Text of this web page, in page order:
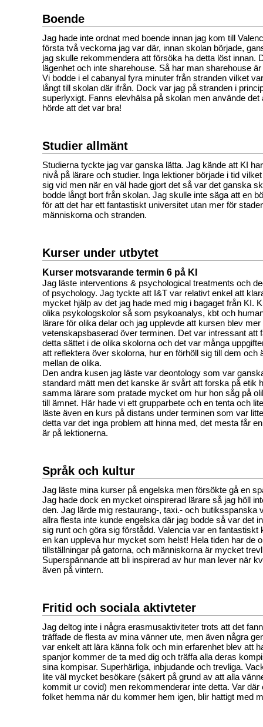
Boende
Jag hade inte ordnat med boende innan jag kom till
första två veckorna jag var där, innan skolan började,
jag skulle rekommendera att försöka ha detta löst innan.
lägenhet och inte sharehouse. Så har man sharehouse
Vi bodde i el cabanyal fyra minuter från stranden vilket
långt till skolan där ifrån. Dock var jag på stranden i
superlyxigt. Fanns elevhälsa på skolan men använde det
hörde att det var bra!
Studier allmänt
Studierna tyckte jag var ganska lätta. Jag kände att KI
nivå på lärare och studier. Inga lektioner började i tid
sig vid men när en väl hade gjort det så var det ganska
bodde långt bort från skolan. Jag skulle inte säga att en
för att det har ett fantastiskt universitet utan mer för
människorna och stranden.
Kurser under utbytet
Kurser motsvarande termin 6 på KI
Jag läste interventions & psychological treatments och
of psychology. Jag tyckte att I&T var relativt enkel att
mycket hjälp av det jag hade med mig i bagaget från KI.
olika psykologskolor så som psykoanalys, kbt och
lärare för olika delar och jag upplevde att kursen blev
vetenskapsbaserad över terminen. Det var intressant att
detta sättet i de olika skolorna och det var många
att reflektera över skolorna, hur en förhöll sig till dem och
mellan de olika.
Den andra kusen jag läste var deontology som var
standard mätt men det kanske är svårt att forska på etik
samma lärare som pratade mycket om hur hon såg på
till ämnet. Här hade vi ett grupparbete och en tenta och
läste även en kurs på distans under terminen som var
detta var det inga problem att hinna med, det mesta får
är på lektionerna.
Språk och kultur
Jag läste mina kurser på engelska men försökte gå en
Jag hade dock en mycket oinspirerad lärare så jag höll
den. Jag lärde mig restaurang-, taxi.- och butiksspanska
allra flesta inte kunde engelska där jag bodde så var det
sig runt och göra sig förstådd. Valencia var en fantastiskt
en kan uppleva hur mycket som helst! Hela tiden har de
tillställningar på gatorna, och människorna är mycket
Superspännande att bli inspirerad av hur man lever när
även på vintern.
Fritid och sociala aktivteter
Jag deltog inte i några erasmusaktiviteter trots att det
träffade de flesta av mina vänner ute, men även några
var enkelt att lära känna folk och min erfarenhet blev att
spanjor kommer de ta med dig och träffa alla deras
sina kompisar. Superhärliga, inbjudande och trevliga.
lite väl mycket besökare (säkert på grund av att alla
kommit ur covid) men rekommenderar inte detta. Var där
folket hemma när du kommer hem igen, blir hattigt med